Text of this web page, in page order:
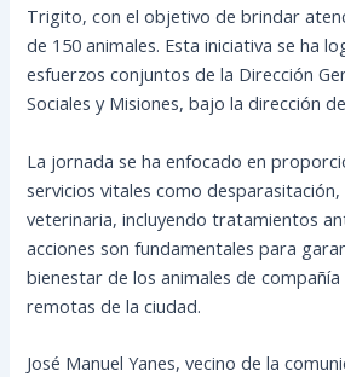
Trigito, con el objetivo de brindar
de 150 animales. Esta iniciativa se ha
esfuerzos conjuntos de la Dirección
Sociales y Misiones, bajo la dirección
La jornada se ha enfocado en
servicios vitales como desparasitación,
veterinaria, incluyendo tratamientos
acciones son fundamentales para
bienestar de los animales de compañía
remotas de la ciudad.
José Manuel Yanes, vecino de la